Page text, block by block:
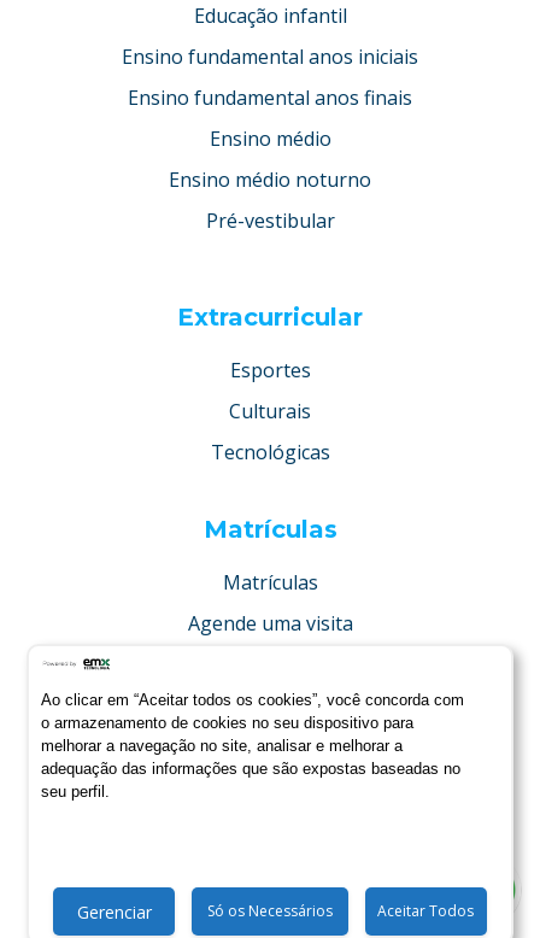
Educação infantil
Ensino fundamental anos iniciais
Ensino fundamental anos finais
Ensino médio
Ensino médio noturno
Pré-vestibular
Extracurricular
Esportes
Culturais
Tecnológicas
Matrículas
Matrículas
Agende uma visita
Condições especiais
Todos direitos reservados © 2022. 123esite
Ao clicar em “Aceitar todos os cookies”, você concorda com
o armazenamento de cookies no seu dispositivo para
melhorar a navegação no site, analisar e melhorar a
adequação das informações que são expostas baseadas no
seu perfil.
Gerenciar Só os Necessários Aceitar Todos